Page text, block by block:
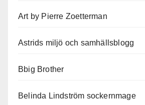
Art by Pierre Zoetterman
Astrids miljö och samhällsblogg
Bbig Brother
Belinda Lindström sockernmage